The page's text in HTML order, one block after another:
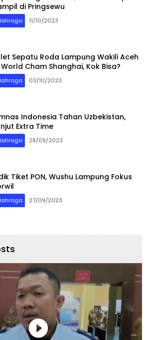
di Pringsewu
11/10/2023
Sepatu Roda Lampung Wakili Aceh
Cham Shanghai, Kok Bisa?
03/10/2023
Indonesia Tahan Uzbekistan,
Extra Time
28/09/2023
Tiket PON, Wushu Lampung Fokus
27/09/2023